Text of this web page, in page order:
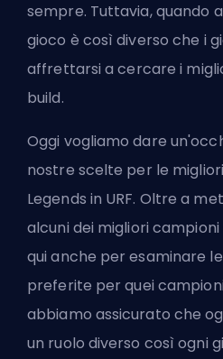
sempre. Tuttavia, quando
gioco è così diverso che i
affrettarsi a cercarei
build.
Oggi vogliamo dare
nostre scelte per le
Legends in URF. Oltre a
alcuni dei migliori
qui anche per esaminare
preferite per quei
abbiamo assicurato che
un ruolo diverso così ogni